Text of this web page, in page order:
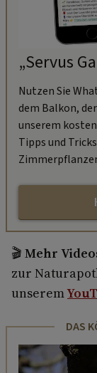
„Servus
Nutzen Sie
dem Balkon,
unserem
Tipps und
🎬 Mehr
zur
unserem
DAS